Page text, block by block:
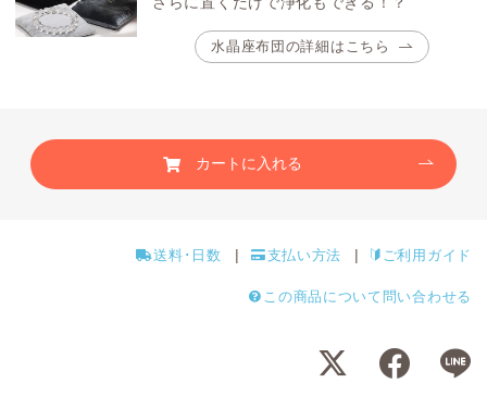
水晶座布団の詳細はこちら
カートに入れる
送料･日数 支払い方法 ご利用ガイド
この商品について問い合わせる